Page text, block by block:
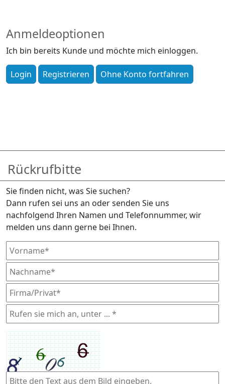
Anmeldeoptionen
Ich bin bereits Kunde und möchte mich einloggen.
Rückrufbitte
Sie finden nicht, was Sie suchen?
Dann rufen sei uns an oder senden Sie uns
nachfolgend Ihren Namen und Telefonnummer, wir
melden uns dann gerne bei Ihnen.